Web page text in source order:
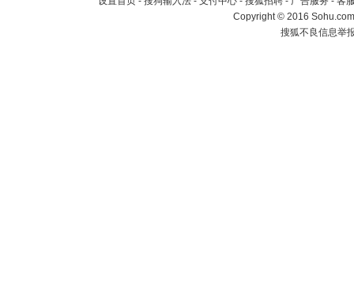
Copyright©2016
搜狐不良信息举